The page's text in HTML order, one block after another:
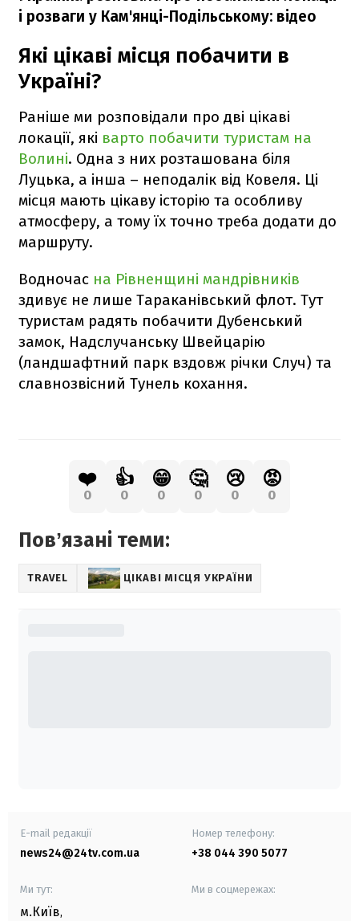
і розваги у Кам'янці-Подільському: відео
Які цікаві місця побачити в
Україні?
Раніше ми розповідали про дві цікаві
локації, які варто побачити туристам на
Волині. Одна з них розташована біля
Луцька, а інша – неподалік від Ковеля. Ці
місця мають цікаву історію та особливу
атмосферу, а тому їх точно треба додати до
маршруту.
Водночас на Рівненщині мандрівників
здивує не лише Тараканівський флот. Тут
туристам радять побачити Дубенський
замок, Надслучанську Швейцарію
(ландшафтний парк вздовж річки Случ) та
славнозвісний Тунель кохання.
❤️
0
👍
0
😁
0
🤔
0
😢
0
😡
0
Повʼязані теми:
TRAVEL ЦІКАВІ МІСЦЯ УКРАЇНИ
E-mail редакції
news24@24tv.com.ua
Номер телефону:
+38 044 390 5077
Ми тут:
м.Київ,
Ми в соцмережах: